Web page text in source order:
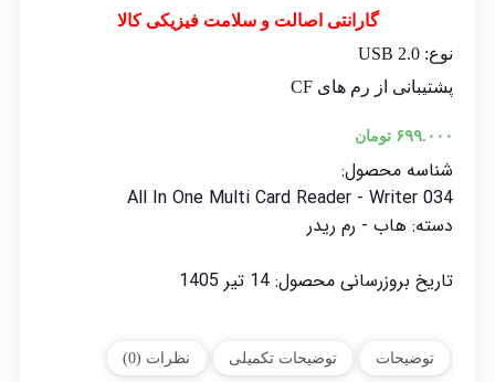
گارانتی اصالت و سلامت فیزیکی کالا
نوع: USB 2.0
پشتیبانی از رم های CF
۶۹۹.۰۰۰ تومان
شناسه محصول:
All In One Multi Card Reader - Writer 034
دسته: هاب - رم ریدر
تاریخ بروزرسانی محصول: 14 تیر 1405
توضیحات توضیحات تکمیلی نظرات (0)